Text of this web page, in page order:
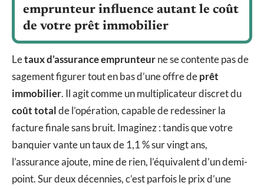
emprunteur influence autant le coût
de votre prêt immobilier
Letaux d’assurance emprunteurne se contente pas de
sagement figurer tout en bas d’une offre deprêt
immobilier. Il agit comme un multiplicateur discret du
coût totalde l’opération, capable de redessiner la
facture finale sans bruit. Imaginez : tandis que votre
banquier vante un taux de 1,1 % sur vingt ans,
l’assurance ajoute, mine de rien, l’équivalent d’un demi-
point. Sur deux décennies, c’est parfois le prix d’une